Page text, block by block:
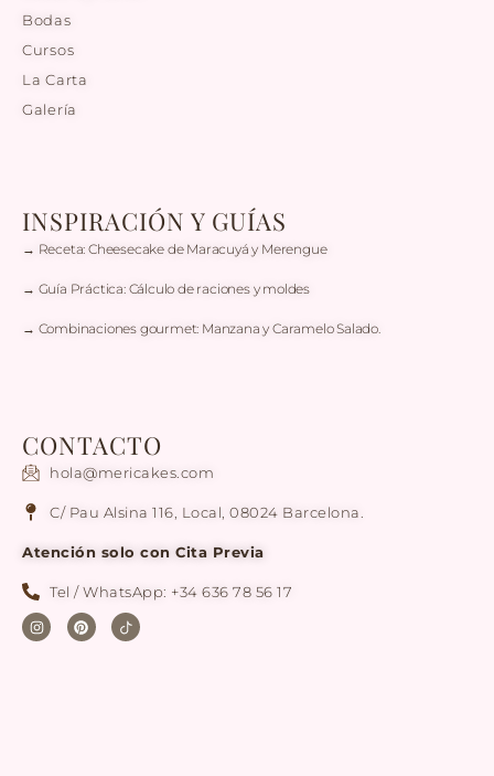
Bodas
Cursos
La Carta
Galería
INSPIRACIÓN Y GUÍAS
→ Receta: Cheesecake de Maracuyá y Merengue
→ Guía Práctica: Cálculo de raciones y moldes
→ Combinaciones gourmet: Manzana y Caramelo Salado.
CONTACTO
hola@mericakes.com
C/ Pau Alsina 116, Local, 08024 Barcelona.
Atención solo con Cita Previa
Tel / WhatsApp: +34 636 78 56 17